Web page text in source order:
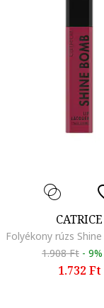
CATRICE
1.908 Ft - 9%
1.732 Ft